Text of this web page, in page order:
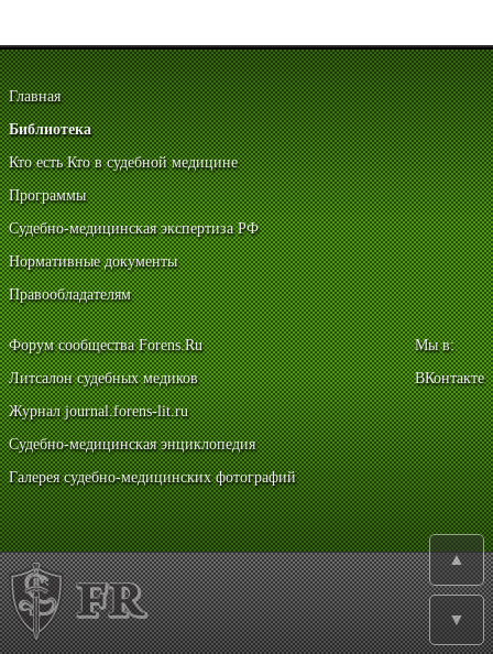
Главная
Библиотека
Кто есть Кто в судебной медицине
Программы
Судебно-медицинская экспертиза РФ
Нормативные документы
Правообладателям
Форум сообщества Forens.Ru
Литсалон судебных медиков
Журнал journal.forens-lit.ru
Судебно-медицинская энциклопедия
Галерея судебно-медицинских фотографий
Мы в:
ВКонтакте
▲
▼